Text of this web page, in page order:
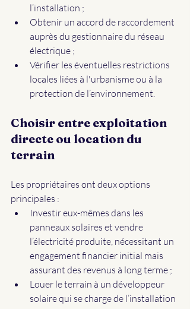
l’installation ;
Obtenir un accord de raccordement
auprès du gestionnaire du réseau
électrique ;
Vérifier les éventuelles restrictions
locales liées à l'urbanisme ou à la
protection de l’environnement.
Choisir entre exploitation
directe ou location du
terrain
Les propriétaires ont deux options
principales :
Investir eux-mêmes dans les
panneaux solaires et vendre
l’électricité produite, nécessitant un
engagement financier initial mais
assurant des revenus à long terme ;
Louer le terrain à un développeur
solaire qui se charge de l’installation